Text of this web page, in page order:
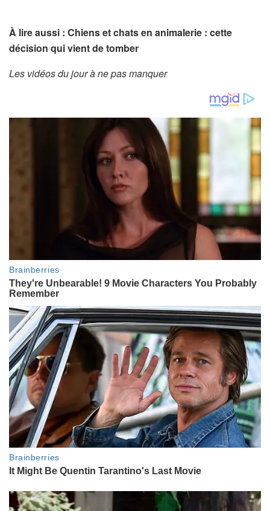
À lire aussi : Chiens et chats en animalerie : cette
décision qui vient de tomber
Les vidéos du jour à ne pas manquer